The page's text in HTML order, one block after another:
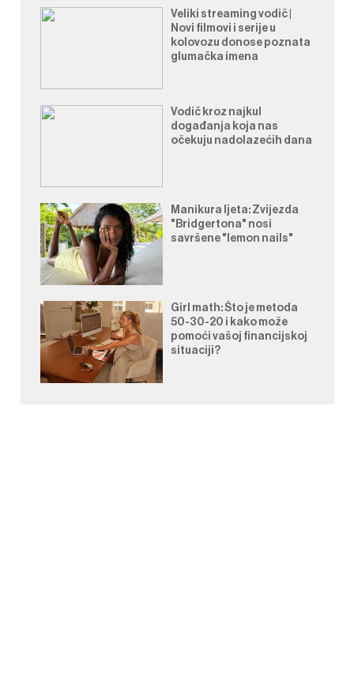
Veliki streaming vodič |
Novi filmovi i serije u
kolovozu donose poznata
glumačka imena
Vodič kroz najkul
događanja koja nas
očekuju nadolazećih dana
Manikura ljeta: Zvijezda
"Bridgertona" nosi
savršene "lemon nails"
Girl math: Što je metoda
50-30-20 i kako može
pomoći vašoj financijskoj
situaciji?